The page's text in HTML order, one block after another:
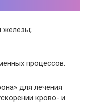
железы;
процессов.
для лечения
крово- и